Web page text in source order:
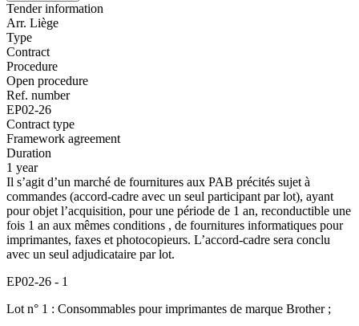
Tender information
Arr. Liège
Type
Contract
Procedure
Open procedure
Ref. number
EP02-26
Contract type
Framework agreement
Duration
1 year
Il s’agit d’un marché de fournitures aux PAB précités sujet à
commandes (accord-cadre avec un seul participant par lot), ayant
pour objet l’acquisition, pour une période de 1 an, reconductible une
fois 1 an aux mêmes conditions , de fournitures informatiques pour
imprimantes, faxes et photocopieurs. L’accord-cadre sera conclu
avec un seul adjudicataire par lot.
EP02-26 - 1
Lot n° 1 : Consommables pour imprimantes de marque Brother ;